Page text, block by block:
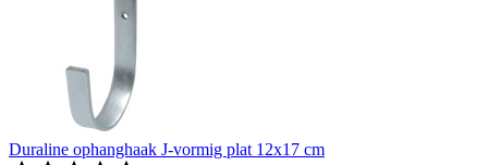
Duraline ophanghaak J-vormig plat 12x17 cm